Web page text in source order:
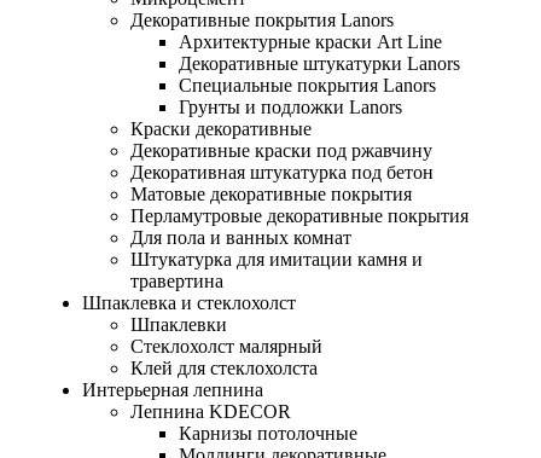
Декоративные покрытия Lanors
Архитектурные краски Art Line
Декоративные штукатурки Lanors
Специальные покрытия Lanors
Грунты и подложки Lanors
Краски декоративные
Декоративные краски под ржавчину
Декоративная штукатурка под бетон
Матовые декоративные покрытия
Перламутровые декоративные покрытия
Для пола и ванных комнат
Штукатурка для имитации камня и
травертина
Шпаклевка и стеклохолст
Шпаклевки
Стеклохолст малярный
Клей для стеклохолста
Интерьерная лепнина
Лепнина KDECOR
Карнизы потолочные